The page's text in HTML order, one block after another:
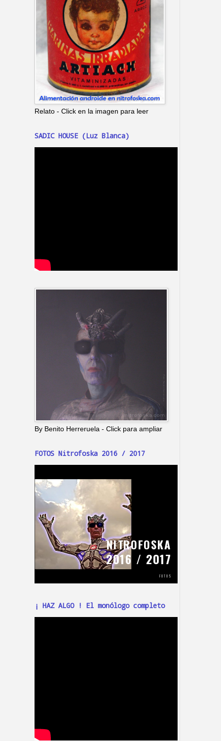
Relato - Click en la imagen para leer
SADIC HOUSE (Luz Blanca)
By Benito Herreruela - Click para ampliar
FOTOS Nitrofoska 2016 / 2017
¡ HAZ ALGO ! El monólogo completo